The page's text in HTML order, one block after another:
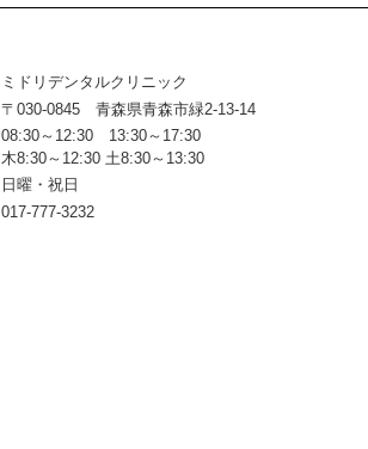
ミドリデンタルクリニック
〒030-0845 青森県青森市緑2-13-14
08:30～12:30 13:30～17:30
木8:30～12:30 土8:30～13:30
日曜・祝日
017-777-3232